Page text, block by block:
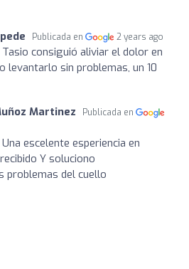
Publicada en 2 years ago
Tasio consiguió aliviar el dolor en
levantarlo sin problemas, un 10
Martinez
Publicada en
Una escelente esperiencia en
Y soluciono
problemas del cuello